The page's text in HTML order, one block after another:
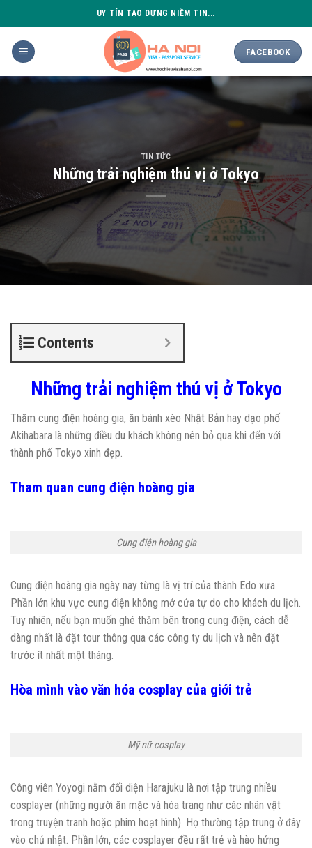
to
content
UY TÍN TẠO DỰNG NIỀM TIN...
FACEBOOK
TIN TỨC
Những trải nghiệm thú vị ở Tokyo
Contents
Những trải nghiệm thú vị ở Tokyo
Thăm cung điện hoàng gia, ăn bánh xèo Nhật Bản hay dạo phố
Akihabara là những điều du khách không nên bỏ qua khi đến với
thành phố Tokyo xinh đẹp.
Tham quan cung điện hoàng gia
Cung điện hoàng gia
Cung điện hoàng gia ngày nay từng là vị trí của thành Edo xưa.
Phần lớn khu vực cung điện không mở cửa tự do cho khách du lịch.
Tuy nhiên, nếu bạn muốn ghé thăm bên trong cung điện, cách dễ
dàng nhất là đặt tour thông qua các công ty du lịch và nên đặt
trước ít nhất một tháng.
Hòa mình vào văn hóa cosplay của giới trẻ
Mỹ nữ cosplay
Công viên Yoyogi nằm đối diện Harajuku là nơi tập trung nhiều
cosplayer (những người ăn mặc và hóa trang như các nhân vật
trong truyện tranh hoặc phim hoạt hình). Họ thường tập trung ở đây
vào chủ nhật. Phần lớn, các cosplayer đều rất trẻ và hào hứng